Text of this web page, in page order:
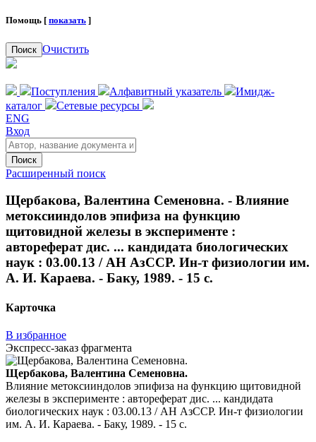
Помощь [ показать ]
Поиск Очистить
Поступления Алфавитный указатель
Имидж-
каталог
Сетевые ресурсы
ENG
Вход
Поиск
Расширенный поиск
Щербакова, Валентина Семеновна. - Влияние
метоксииндолов эпифиза на функцию
щитовидной железы в эксперименте :
автореферат дис. ... кандидата биологических
наук : 03.00.13 / АН АзССР. Ин-т физиологии им.
А. И. Караева. - Баку, 1989. - 15 с.
Карточка
В избранное
Экспресс-заказ фрагмента
Щербакова, Валентина Семеновна.
Влияние метоксииндолов эпифиза на функцию щитовидной
железы в эксперименте : автореферат дис. ... кандидата
биологических наук : 03.00.13 / АН АзССР. Ин-т физиологии
им. А. И. Караева. - Баку, 1989. - 15 с.